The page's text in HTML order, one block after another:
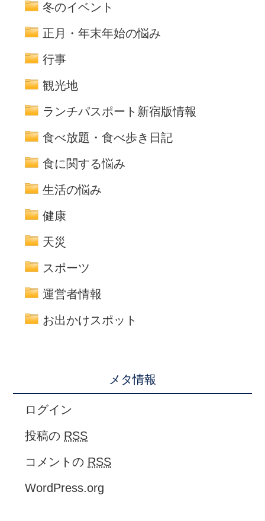
冬のイベント
正月・年末年始の悩み
行事
観光地
ランチパスポート新宿版情報
食べ放題・食べ歩き日記
食に関する悩み
生活の悩み
健康
天災
スポーツ
運営者情報
お出かけスポット
メタ情報
ログイン
投稿の RSS
コメントの RSS
WordPress.org